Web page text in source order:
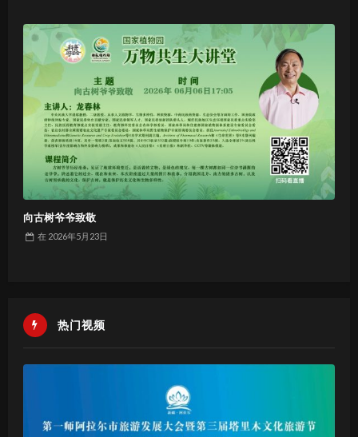
向古树爷爷致敬
在 2026年5月23日
热门视频